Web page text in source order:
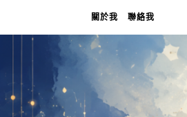
關於我 聯絡我